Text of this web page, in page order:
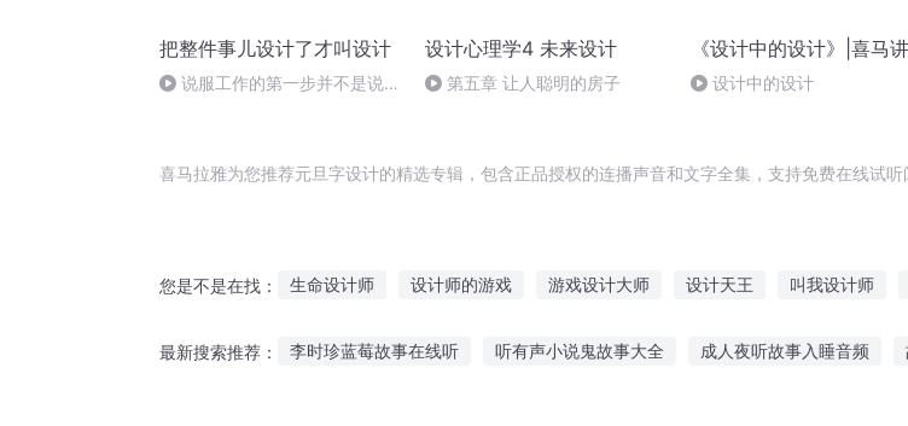
把整件事儿设计了才叫设计
说服工作的第一步并不是说
设计心理学4 未来设计
第五章 让人聪明的房子
《设计中的设计》|喜马
设计中的设计
喜马拉雅为您推荐元旦字设计的精选专辑，包含正品授权的连播声音和文字全集，支持免费在线试听
您是不是在找： 生命设计师 设计师的游戏 游戏设计大师 设计天王 叫我设计师
最新搜索推荐： 李时珍蓝莓故事在线听 听有声小说鬼故事大全 成人夜听故事入睡音频